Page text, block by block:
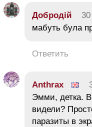
Добродій
мабуть була
Ответить
Anthrax
Эмми, детка.
видели?
паразиты в